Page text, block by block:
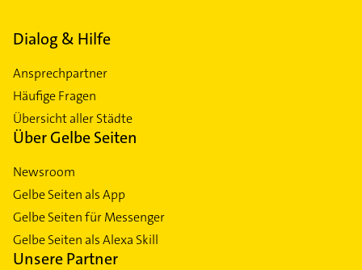
Dialog & Hilfe
Ansprechpartner
Häufige Fragen
Übersicht aller Städte
Über Gelbe Seiten
Newsroom
Gelbe Seiten als App
Gelbe Seiten für Messenger
Gelbe Seiten als Alexa Skill
Unsere Partner